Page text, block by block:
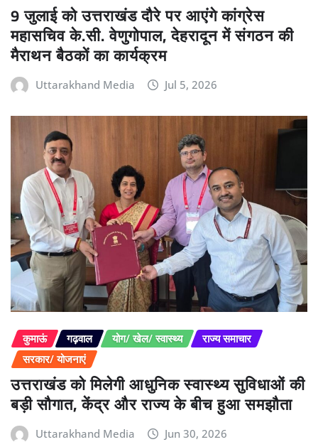
9 जुलाई को उत्तराखंड दौरे पर आएंगे कांग्रेस
महासचिव के.सी. वेणुगोपाल, देहरादून में संगठन की
मैराथन बैठकों का कार्यक्रम
Uttarakhand Media Jul 5, 2026
कुमाऊं गढ़वाल योग/ खेल/ स्वास्थ्य
राज्य समाचार
सरकार/ योजनाएं
उत्तराखंड को मिलेगी आधुनिक स्वास्थ्य सुविधाओं की
बड़ी सौगात, केंद्र और राज्य के बीच हुआ समझौता
Uttarakhand Media Jun 30, 2026